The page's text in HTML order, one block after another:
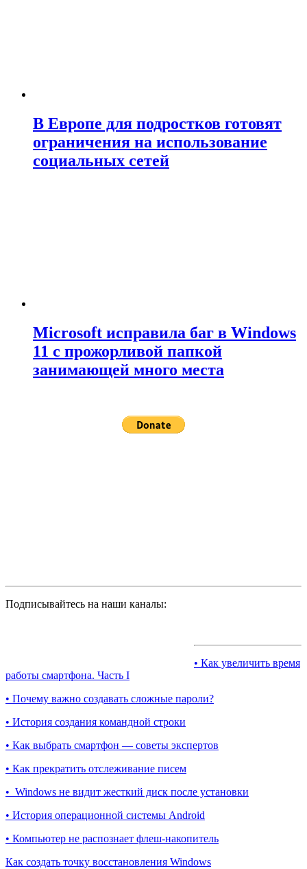
В Европе для подростков готовят
ограничения на использование
социальных сетей
Microsoft исправила баг в Windows
11 с прожорливой папкой
занимающей много места
Подписывайтесь на наши каналы:
• Как увеличить время
работы смартфона. Часть I
• Почему важно создавать сложные пароли?
• История создания командной строки
• Как выбрать смартфон — советы экспертов
• Как прекратить отслеживание писем
• Windows не видит жесткий диск после установки
• История операционной системы Android
• Компьютер не распознает флеш-накопитель
Как создать точку восстановления Windows